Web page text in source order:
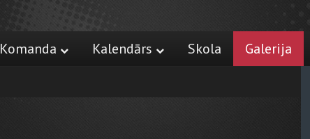
Komanda Kalendārs Skola Galerija